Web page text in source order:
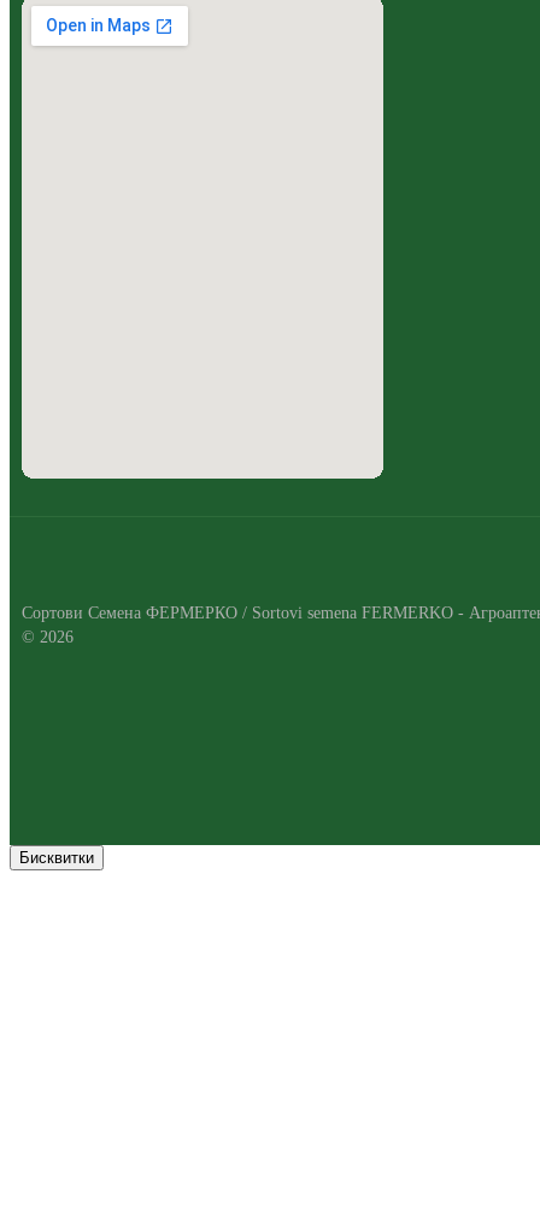
Сортови Семена ФЕРМЕРКО / Sortovi semena FERMERKO -
© 2026
Бисквитки